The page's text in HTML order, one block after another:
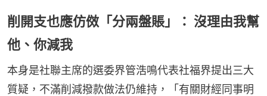
削開支也應仿傚「分兩盤賬」： 沒理由我幫
他、你減我
本身是社聯主席的選委界管浩鳴代表社福界提出三大
質疑，不滿削減撥款做法仍維持，「有關財經同事明